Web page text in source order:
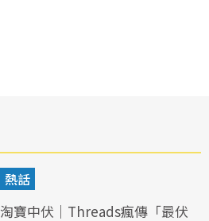
熱話
淘寶中伏｜Threads瘋傳「最伏